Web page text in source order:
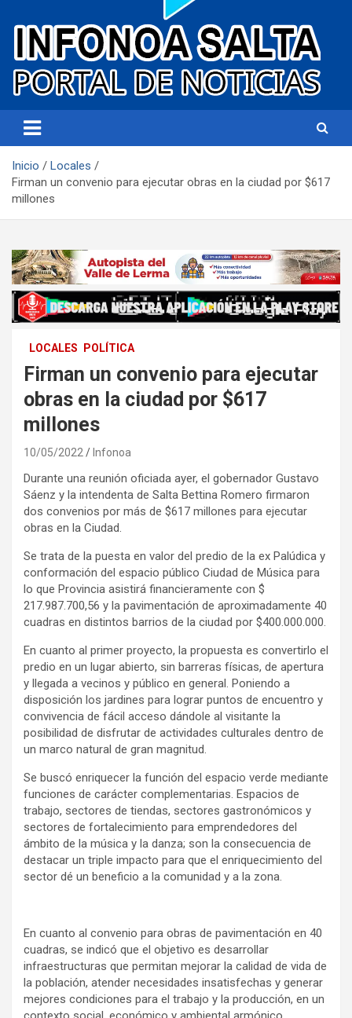
Infonoa Salta
Inicio
Locales
Firman un convenio para ejecutar obras en la ciudad por $617
millones
LOCALES POLÍTICA
Firman un convenio para ejecutar
obras en la ciudad por $617
millones
10/05/2022 Infonoa
Durante una reunión oficiada ayer, el gobernador Gustavo
Sáenz y la intendenta de Salta Bettina Romero firmaron
dos convenios por más de $617 millones para ejecutar
obras en la Ciudad.
Se trata de la puesta en valor del predio de la ex Palúdica y
conformación del espacio público Ciudad de Música para
lo que Provincia asistirá financieramente con $
217.987.700,56 y la pavimentación de aproximadamente 40
cuadras en distintos barrios de la ciudad por $400.000.000.
En cuanto al primer proyecto, la propuesta es convertirlo el
predio en un lugar abierto, sin barreras físicas, de apertura
y llegada a vecinos y público en general. Poniendo a
disposición los jardines para lograr puntos de encuentro y
convivencia de fácil acceso dándole al visitante la
posibilidad de disfrutar de actividades culturales dentro de
un marco natural de gran magnitud.
Se buscó enriquecer la función del espacio verde mediante
funciones de carácter complementarias. Espacios de
trabajo, sectores de tiendas, sectores gastronómicos y
sectores de fortalecimiento para emprendedores del
ámbito de la música y la danza; son la consecuencia de
destacar un triple impacto para que el enriquecimiento del
sector dé un beneficio a la comunidad y a la zona.
En cuanto al convenio para obras de pavimentación en 40
cuadras, se indicó que el objetivo es desarrollar
infraestructuras que permitan mejorar la calidad de vida de
la población, atender necesidades insatisfechas y generar
mejores condiciones para el trabajo y la producción, en un